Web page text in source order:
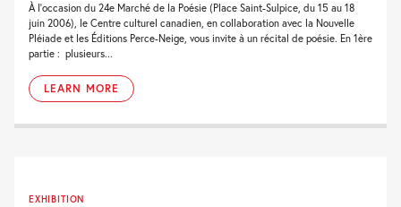
À l’occasion du 24e Marché de la Poésie (Place Saint-Sulpice, du 15 au 18
juin 2006), le Centre culturel canadien, en collaboration avec la Nouvelle
Pléiade et les Éditions Perce-Neige, vous invite à un récital de poésie. En 1ère
partie : plusieurs...
LEARN MORE
EXHIBITION